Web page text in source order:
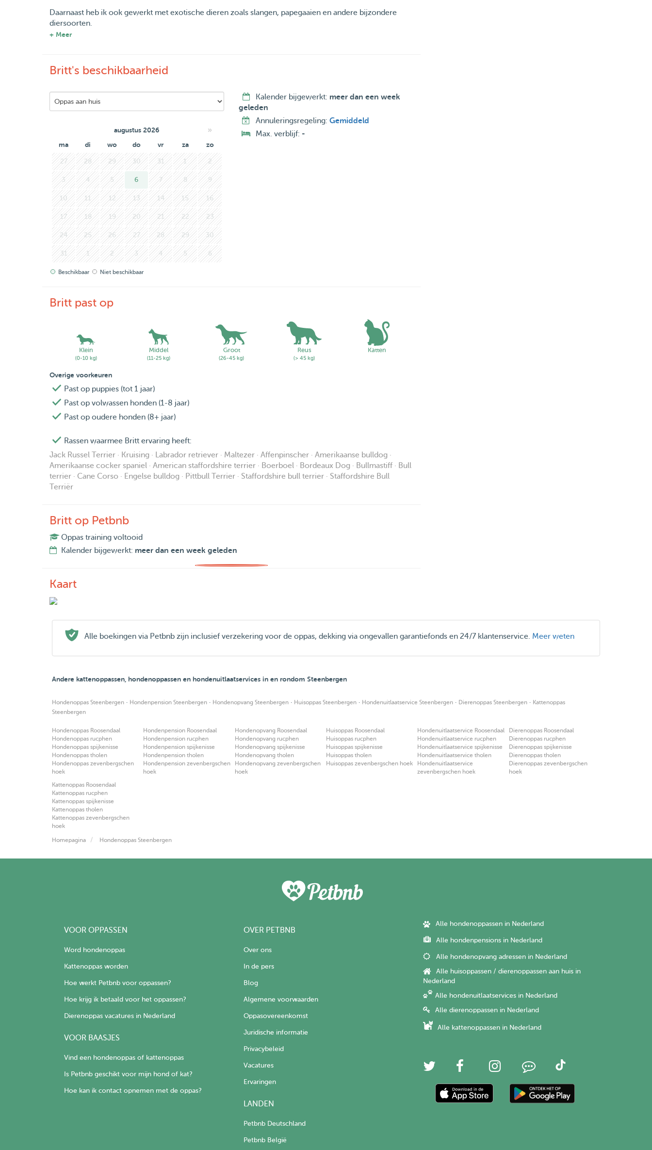
Daarnaast heb ik ook gewerkt met exotische dieren zoals slangen, papegaaien en andere bijzondere
diersoorten.
+ Meer
Britt's beschikbaarheid
augustus 2026 »
ma di wo do vr za zo
27 28 29 30 31 1 2
3 4 5 6 7 8 9
10 11 12 13 14 15 16
17 18 19 20 21 22 23
24 25 26 27 28 29 30
31 1 2 3 4 5 6
Beschikbaar Niet beschikbaar
Kalender bijgewerkt: meer dan een week
geleden
Annuleringsregeling: Gemiddeld
Max. verblijf: -
Britt past op
Klein
(0-10 kg)
Middel
(11-25 kg)
Groot
(26-45 kg)
Reus
(> 45 kg)
Katten
Overige voorkeuren
Past op puppies (tot 1 jaar)
Past op volwassen honden (1-8 jaar)
Past op oudere honden (8+ jaar)
Rassen waarmee Britt ervaring heeft:
Jack Russel Terrier · Kruising · Labrador retriever · Maltezer · Affenpinscher · Amerikaanse bulldog ·
Amerikaanse cocker spaniel · American staffordshire terrier · Boerboel · Bordeaux Dog · Bullmastiff · Bull
terrier · Cane Corso · Engelse bulldog · Pittbull Terrier · Staffordshire bull terrier · Staffordshire Bull
Terriër
Britt op Petbnb
Oppas training voltooid
Kalender bijgewerkt: meer dan een week geleden
Kaart
Alle boekingen via Petbnb zijn inclusief verzekering voor de oppas, dekking via ongevallen garantiefonds en 24/7 klantenservice. Meer weten
Andere kattenoppassen, hondenoppassen en hondenuitlaatservices in en rondom Steenbergen
Hondenoppas Steenbergen · Hondenpension Steenbergen · Hondenopvang Steenbergen · Huisoppas Steenbergen · Hondenuitlaatservice Steenbergen · Dierenoppas Steenbergen · Kattenoppas
Steenbergen
Hondenoppas Roosendaal
Hondenoppas rucphen
Hondenoppas spijkenisse
Hondenoppas tholen
Hondenoppas zevenbergschen
hoek
Hondenpension Roosendaal
Hondenpension rucphen
Hondenpension spijkenisse
Hondenpension tholen
Hondenpension zevenbergschen
hoek
Hondenopvang Roosendaal
Hondenopvang rucphen
Hondenopvang spijkenisse
Hondenopvang tholen
Hondenopvang zevenbergschen
hoek
Huisoppas Roosendaal
Huisoppas rucphen
Huisoppas spijkenisse
Huisoppas tholen
Huisoppas zevenbergschen hoek
Hondenuitlaatservice Roosendaal
Hondenuitlaatservice rucphen
Hondenuitlaatservice spijkenisse
Hondenuitlaatservice tholen
Hondenuitlaatservice
zevenbergschen hoek
Dierenoppas Roosendaal
Dierenoppas rucphen
Dierenoppas spijkenisse
Dierenoppas tholen
Dierenoppas zevenbergschen
hoek
Kattenoppas Roosendaal
Kattenoppas rucphen
Kattenoppas spijkenisse
Kattenoppas tholen
Kattenoppas zevenbergschen
hoek
Homepagina Hondenoppas Steenbergen
VOOR OPPASSEN
Word hondenoppas
Kattenoppas worden
Hoe werkt Petbnb voor oppassen?
Hoe krijg ik betaald voor het oppassen?
Dierenoppas vacatures in Nederland
VOOR BAASJES
Vind een hondenoppas of kattenoppas
Is Petbnb geschikt voor mijn hond of kat?
Hoe kan ik contact opnemen met de oppas?
OVER PETBNB
Over ons
In de pers
Blog
Algemene voorwaarden
Oppasovereenkomst
Juridische informatie
Privacybeleid
Vacatures
Ervaringen
LANDEN
Petbnb Deutschland
Petbnb België
Alle hondenoppassen in Nederland
Alle hondenpensions in Nederland
Alle hondenopvang adressen in Nederland
Alle huisoppassen / dierenoppassen aan huis in
Nederland
Alle hondenuitlaatservices in Nederland
Alle dierenoppassen in Nederland
Alle kattenoppassen in Nederland